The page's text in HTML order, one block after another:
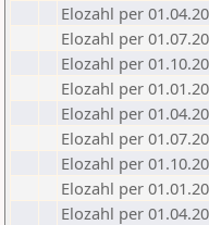
Elozahl per
Elozahl per
Elozahl per
Elozahl per
Elozahl per
Elozahl per
Elozahl per
Elozahl per
Elozahl per